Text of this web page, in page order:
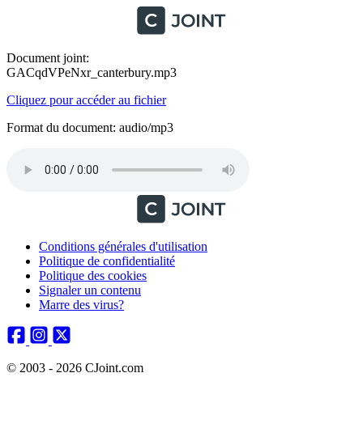
Document joint:
GACqdVPeNxr_canterbury.mp3
Cliquez pour accéder au fichier
Format du document: audio/mp3
Conditions générales d'utilisation
Politique de confidentialité
Politique des cookies
Signaler un contenu
Marre des virus?
© 2003 - 2026 CJoint.com